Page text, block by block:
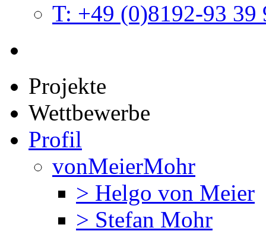
T: +49 (0)8192-93 39
Projekte
Wettbewerbe
Profil
vonMeierMohr
> Helgo von Meier
> Stefan Mohr